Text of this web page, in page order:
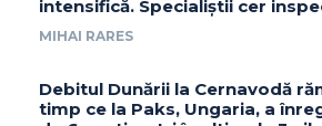
intensifică. Specialiștii cer
MIHAI RARES
Debitul Dunării la Cernavodă
timp ce la Paks, Ungaria, a